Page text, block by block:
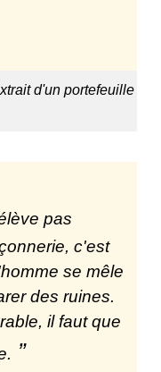
d'un portefeuille
pas
c'est
se mêle
des ruines.
il faut que